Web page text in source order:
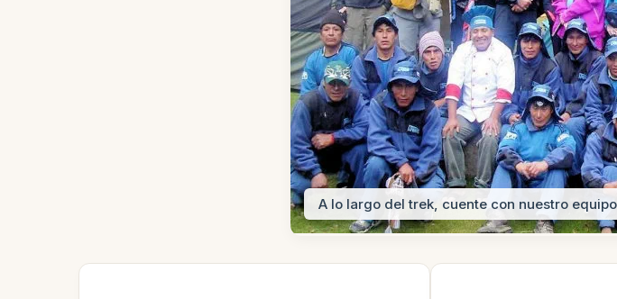
A lo largo del trek, cuente con nuestro